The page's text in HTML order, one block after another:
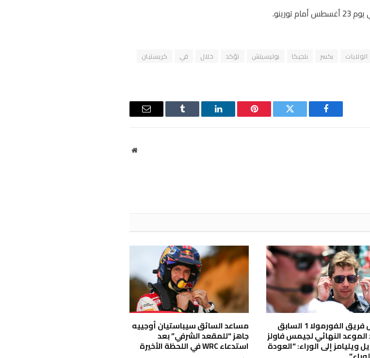
الولايات بكسر بلجيكا بوليسيتش تؤكد خلال في
كريستيان
فيسبوك تويتر بينتيريستلينكدإن Tumblr
البريد
موقع
رئيس فريق الفورمولا 1 السابق
الموعد النهائي لجيمس فاولز
ويليامز إلى الوراء: “العودة
مساعد السائق سيباستيان أوجييه
جاهز “للمقعد الشرفي” بعد
استدعاء WRC في اللحظة الأخيرة